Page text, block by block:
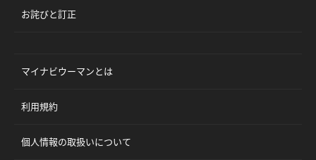
お詫びと訂正
マイナビウーマンとは
利用規約
個人情報の取扱いについて